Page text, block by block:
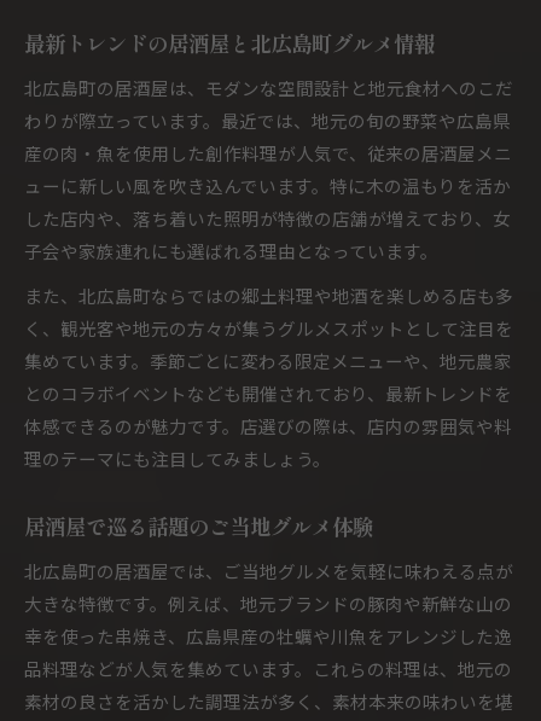
最新トレンドの居酒屋と北広島町グルメ情報
北広島町の居酒屋は、モダンな空間設計と地元食材へのこだ
わりが際立っています。最近では、地元の旬の野菜や広島県
産の肉・魚を使用した創作料理が人気で、従来の居酒屋メニ
ューに新しい風を吹き込んでいます。特に木の温もりを活か
した店内や、落ち着いた照明が特徴の店舗が増えており、女
子会や家族連れにも選ばれる理由となっています。
また、北広島町ならではの郷土料理や地酒を楽しめる店も多
く、観光客や地元の方々が集うグルメスポットとして注目を
集めています。季節ごとに変わる限定メニューや、地元農家
とのコラボイベントなども開催されており、最新トレンドを
体感できるのが魅力です。店選びの際は、店内の雰囲気や料
理のテーマにも注目してみましょう。
居酒屋で巡る話題のご当地グルメ体験
北広島町の居酒屋では、ご当地グルメを気軽に味わえる点が
大きな特徴です。例えば、地元ブランドの豚肉や新鮮な山の
幸を使った串焼き、広島県産の牡蠣や川魚をアレンジした逸
品料理などが人気を集めています。これらの料理は、地元の
素材の良さを活かした調理法が多く、素材本来の味わいを堪